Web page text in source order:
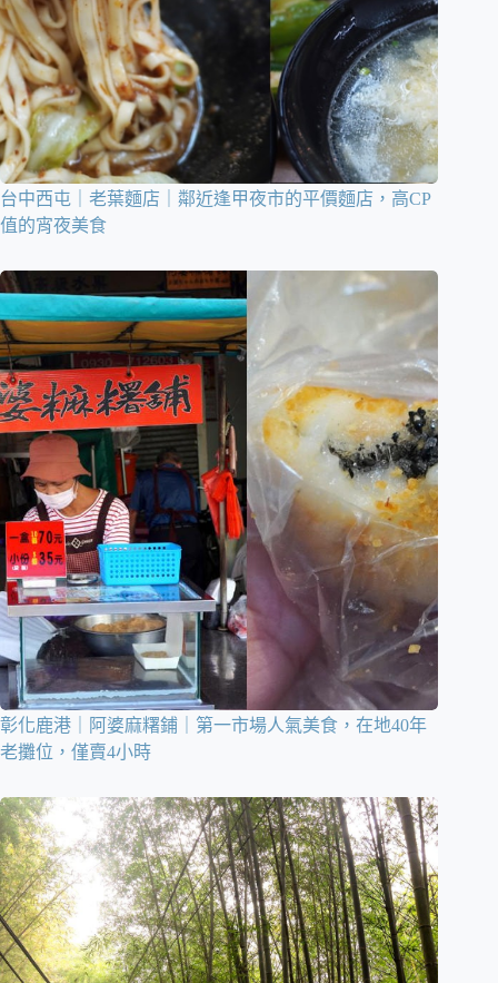
台中西屯｜老葉麵店｜鄰近逢甲夜市的平價麵店，高CP
值的宵夜美食
彰化鹿港｜阿婆麻糬鋪｜第一市場人氣美食，在地40年
老攤位，僅賣4小時